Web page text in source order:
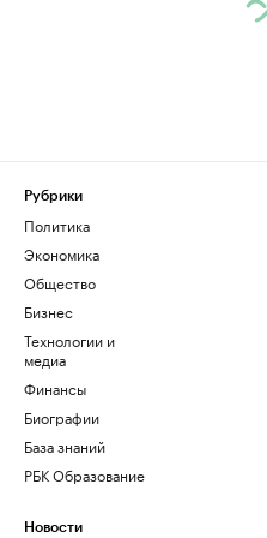
Рубрики
Политика
Экономика
Общество
Бизнес
Технологии и
медиа
Финансы
Биографии
База знаний
РБК Образование
Новости